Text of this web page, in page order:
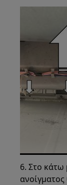
6. Στο κάτω